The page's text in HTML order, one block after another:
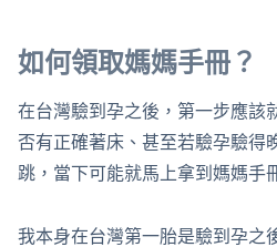
如何領取媽媽手冊？
在台灣驗到孕之後，第一步應該
否有正確著床、甚至若驗孕驗得
跳，當下可能就馬上拿到媽媽手
我本身在台灣第一胎是驗到孕之